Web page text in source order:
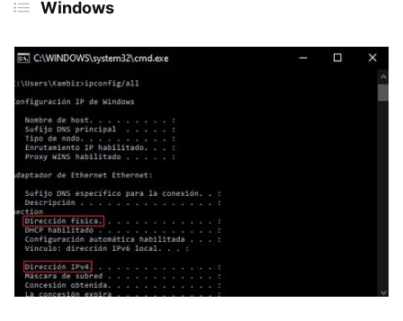
Windows